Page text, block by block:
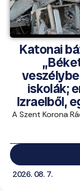
Katonai
iskolák;
Izraelből,
A Szent Korona
2026. 08. 7.